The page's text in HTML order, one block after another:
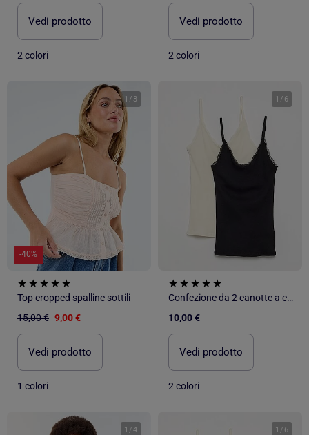
Vedi prodotto
2 colori
Vedi prodotto
2 colori
1 / 3
-40%
Top cropped spalline sottili
15,00 € 9,00 €
Vedi prodotto
1 colori
1 / 6
Confezione da 2 canotte a costine con pizzo
10,00 €
Vedi prodotto
2 colori
1 /4 1 / 6